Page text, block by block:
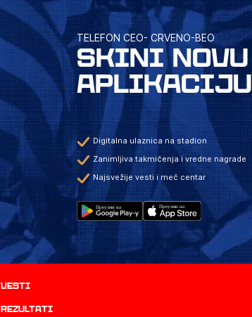
TELEFON CEO- CRVENO-BEO
SKINI NOVU
APLIKACIJU
Digitalna ulaznica na stadion
Zanimljiva takmičenja i vredne nagrade
Najsvežije vesti i meč centar
Vesti
rezultati